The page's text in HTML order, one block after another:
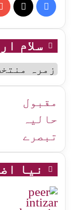
Facebook
سلام
سلام
اردو
زمرہ
جات
مقبول
حالیہ
تبصرے
نیا